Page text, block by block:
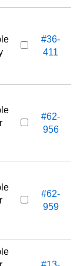
#36-
411
#62-
956
#62-
959